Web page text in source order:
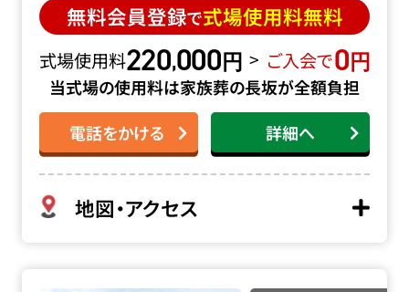
無料会員登録で式場使用料無料
式場使用料220,000円 > ご入会で0円
当式場の使用料は家族葬の長坂が全額負担
電話をかける
詳細へ
地図・アクセス
落合斎場の詳細へ